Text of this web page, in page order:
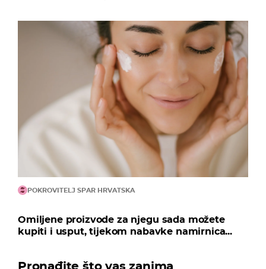
POKROVITELJ SPAR HRVATSKA
Omiljene proizvode za njegu sada možete
kupiti i usput, tijekom nabavke namirnica...
Pronađite što vas zanima